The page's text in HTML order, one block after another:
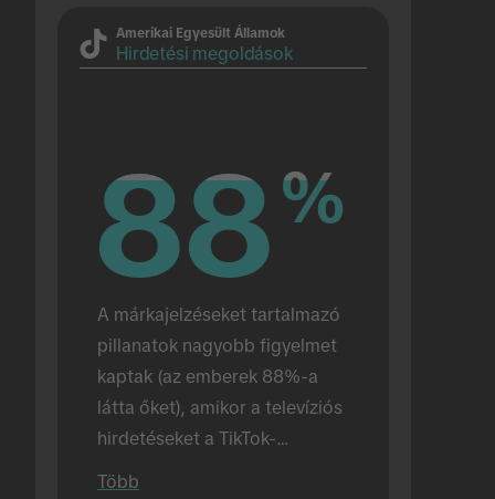
Amerikai Egyesült Államok
Hirdetési megoldások
88%
88%
A márkajelzéseket tartalmazó
pillanatok nagyobb figyelmet
kaptak (az emberek 88%-a
látta őket), amikor a televíziós
hirdetéseket a TikTok-
Több